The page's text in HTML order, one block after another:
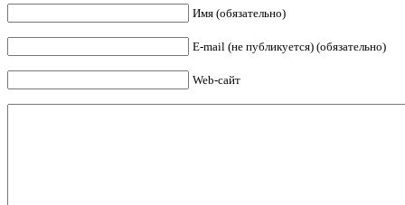
Имя (обязательно)
E-mail (не публикуется) (обязательно)
Web-сайт